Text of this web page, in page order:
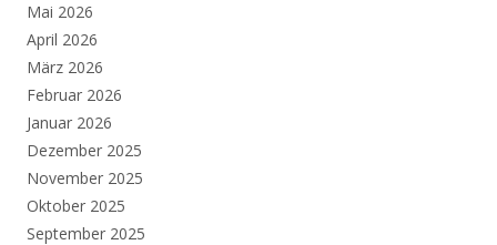
Mai 2026
April 2026
März 2026
Februar 2026
Januar 2026
Dezember 2025
November 2025
Oktober 2025
September 2025